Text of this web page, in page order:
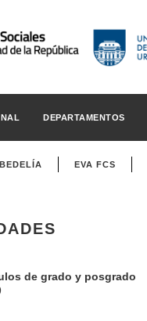
DEPARTAMENTOS
BEDELÍA EVA FCS
de grado y posgrado